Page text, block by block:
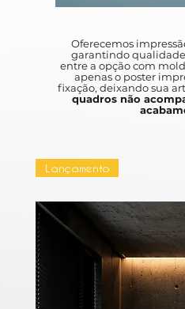
Oferecemos
garantindo
entre a opção com
apenas o poster
fixação, deixando sua
quadros não
Lançamento